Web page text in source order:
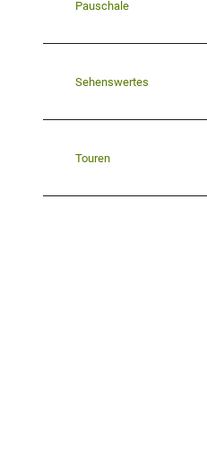
Pauschale
Sehenswertes
Touren